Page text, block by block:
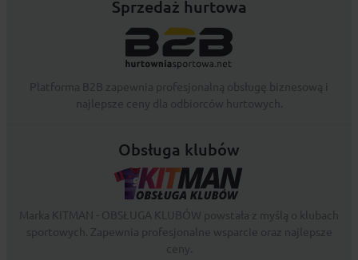
Sprzedaż hurtowa
Obsługa klubów